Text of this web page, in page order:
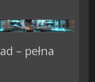
– pełna